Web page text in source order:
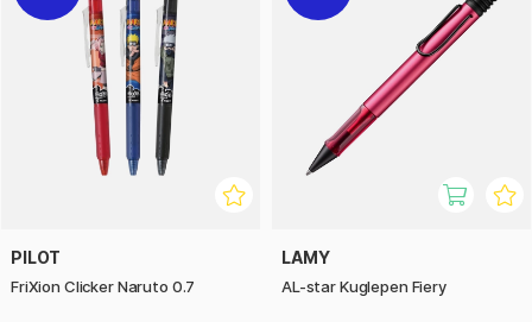
PILOT
FriXion Clicker Naruto 0.7
LAMY
AL-star Kuglepen Fiery